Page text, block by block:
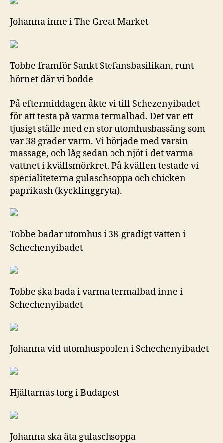
Johanna inne i The Great Market
Tobbe framför Sankt Stefansbasilikan, runt
hörnet där vi bodde
På eftermiddagen åkte vi till Schezenyibadet
för att testa på varma termalbad. Det var ett
tjusigt ställe med en stor utomhusbassäng som
var 38 grader varm. Vi började med varsin
massage, och låg sedan och njöt i det varma
vattnet i kvällsmörkret. På kvällen testade vi
specialiteterna gulaschsoppa och chicken
paprikash (kycklinggryta).
Tobbe badar utomhus i 38-gradigt vatten i
Schechenyibadet
Tobbe ska bada i varma termalbad inne i
Schechenyibadet
Johanna vid utomhuspoolen i Schechenyibadet
Hjältarnas torg i Budapest
Johanna ska äta gulaschsoppa